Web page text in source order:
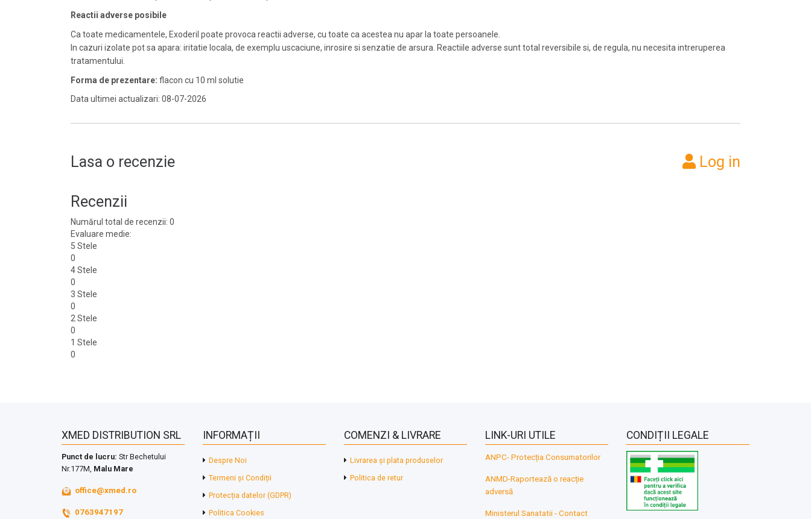
Reactii adverse posibile
Ca toate medicamentele, Exoderil poate provoca reactii adverse, cu toate ca acestea nu apar la toate persoanele.
In cazuri izolate pot sa apara: iritatie locala, de exemplu uscaciune, inrosire si senzatie de arsura. Reactiile adverse sunt total reversibile si, de regula, nu necesita intreruperea
tratamentului.
Forma de prezentare: flacon cu 10 ml solutie
Data ultimei actualizari: 08-07-2026
Lasa o recenzie Log in
Recenzii
Numărul total de recenzii: 0
Evaluare medie:
5 Stele
0
4 Stele
0
3 Stele
0
2 Stele
0
1 Stele
0
XMED DISTRIBUTION SRL
Punct de lucru: Str Bechetului
Nr.177M, Malu Mare
office@xmed.ro
0763947197
INFORMAȚII
Despre Noi
Termeni și Condiții
Protecția datelor (GDPR)
Politica Cookies
COMENZI & LIVRARE
Livrarea și plata produselor
Politica de retur
LINK-URI UTILE
ANPC- Protecția Consumatorilor
ANMD-Raportează o reacție
adversă
Ministerul Sanatatii - Contact
CONDIȚII LEGALE